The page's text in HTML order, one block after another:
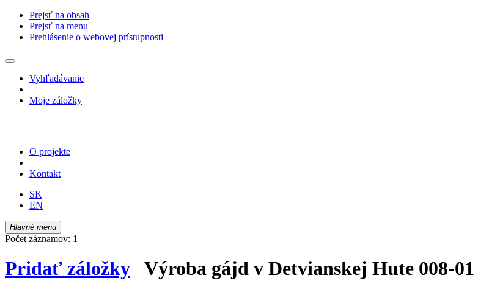
Prejsť na obsah
Prejsť na menu
Prehlásenie o webovej prístupnosti
Vyhľadávanie
Moje záložky
O projekte
Kontakt
SK
EN
Hlavné menu
Počet záznamov: 1
Pridať záložky Výroba gájd v Detvianskej Hute 008-01